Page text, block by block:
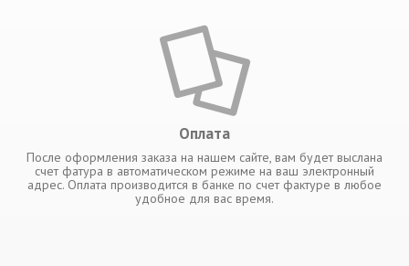
Оплата
После оформления заказа на нашем сайте, вам будет выслана
счет фатура в автоматическом режиме на ваш электронный
адрес. Оплата производится в банке по счет фактуре в любое
удобное для вас время.